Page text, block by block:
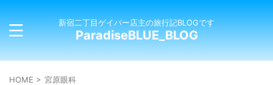
新宿二丁目ゲイバー店主の旅行記BLOGです
ParadiseBLUE_BLOG
HOME > 宮原眼科